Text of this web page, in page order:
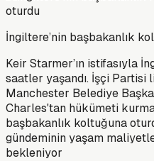
İngiltere’nin başbakanlık
Keir Starmer’ın istifasıyla
saatler yaşandı. İşçi
Manchester Belediye
Charles'tan hükümeti
başbakanlık koltuğuna
gündeminin yaşam
bekleniyor